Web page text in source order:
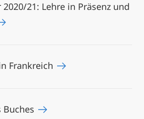
21: Lehre in Präsenz und
Frankreich
Buches